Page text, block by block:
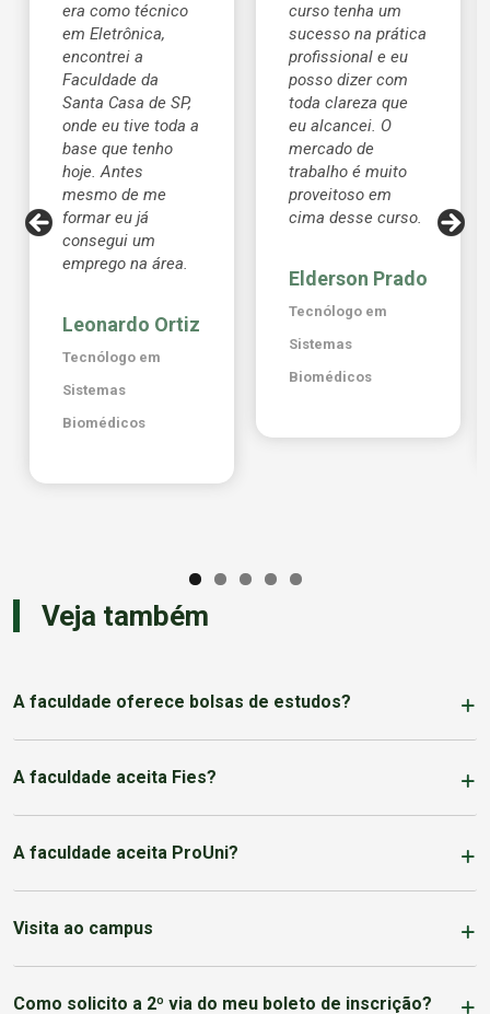
era como técnico
em Eletrônica,
encontrei a
Faculdade da
Santa Casa de SP,
onde eu tive toda a
base que tenho
hoje. Antes
mesmo de me
formar eu já
consegui um
emprego na área.
Leonardo Ortiz
Tecnólogo em
Sistemas
Biomédicos
curso tenha um
sucesso na prática
profissional e eu
posso dizer com
toda clareza que
eu alcancei. O
mercado de
trabalho é muito
proveitoso em
cima desse curso.
Elderson Prado
Tecnólogo em
Sistemas
Biomédicos
Veja também
A faculdade oferece bolsas de estudos?
A faculdade aceita Fies?
A faculdade aceita ProUni?
Visita ao campus
Como solicito a 2º via do meu boleto de inscrição?